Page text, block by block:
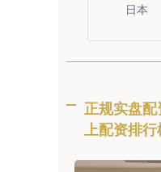
日本
正规实盘
上配资排行